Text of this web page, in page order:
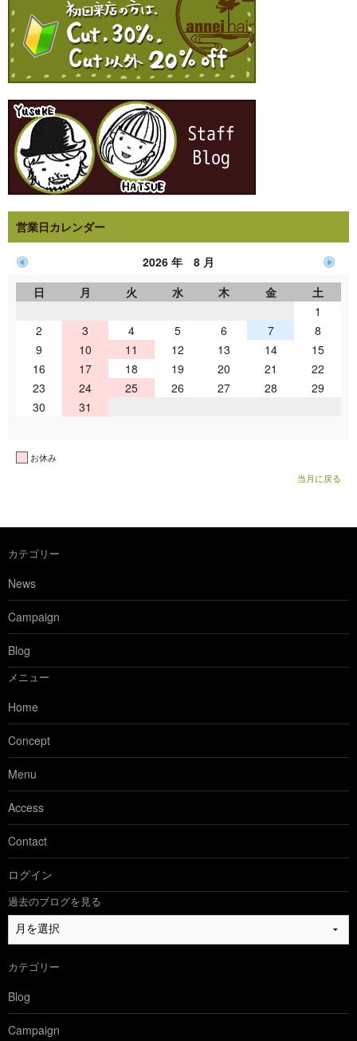
営業日カレンダー
2026 年 8 月
日
月 火 水 木 金
土
1
2
3 4 5 6 7
8
9
10 11 12 13 14
15
16
17 18 19 20 21
22
23
24 25 26 27 28
29
30
31
お休み
当月に戻る
カテゴリー
News
Campaign
Blog
メニュー
Home
Concept
Menu
Access
Contact
ログイン
過去のブログを見る
過
去
ブ
ロ
グ
を
カテゴリー
Blog
Campaign